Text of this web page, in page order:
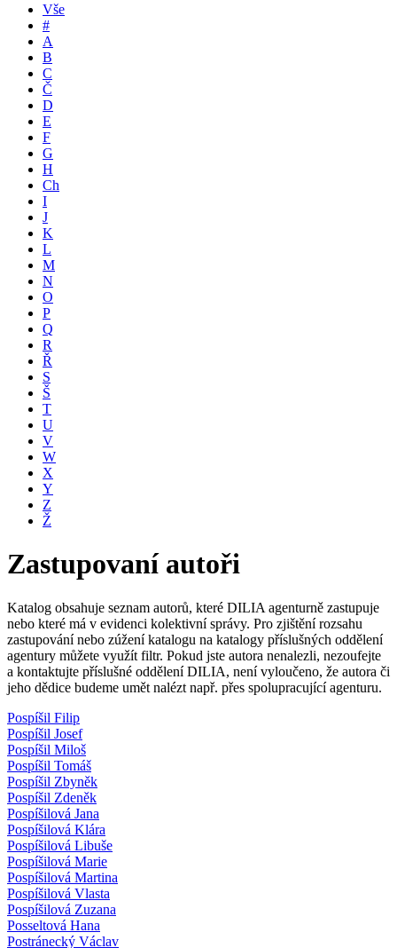
Vše
#
A
B
C
Č
D
E
F
G
H
Ch
I
J
K
L
M
N
O
P
Q
R
Ř
S
Š
T
U
V
W
X
Y
Z
Ž
Zastupovaní autoři
Katalog obsahuje seznam autorů, které DILIA agenturně zastupuje
nebo které má v evidenci kolektivní správy. Pro zjištění rozsahu
zastupování nebo zúžení katalogu na katalogy příslušných oddělení
agentury můžete využít filtr. Pokud jste autora nenalezli, nezoufejte
a kontaktujte příslušné oddělení DILIA, není vyloučeno, že autora či
jeho dědice budeme umět nalézt např. přes spolupracující agenturu.
Pospíšil Filip
Pospíšil Josef
Pospíšil Miloš
Pospíšil Tomáš
Pospíšil Zbyněk
Pospíšil Zdeněk
Pospíšilová Jana
Pospíšilová Klára
Pospíšilová Libuše
Pospíšilová Marie
Pospíšilová Martina
Pospíšilová Vlasta
Pospíšilová Zuzana
Posseltová Hana
Postránecký Václav